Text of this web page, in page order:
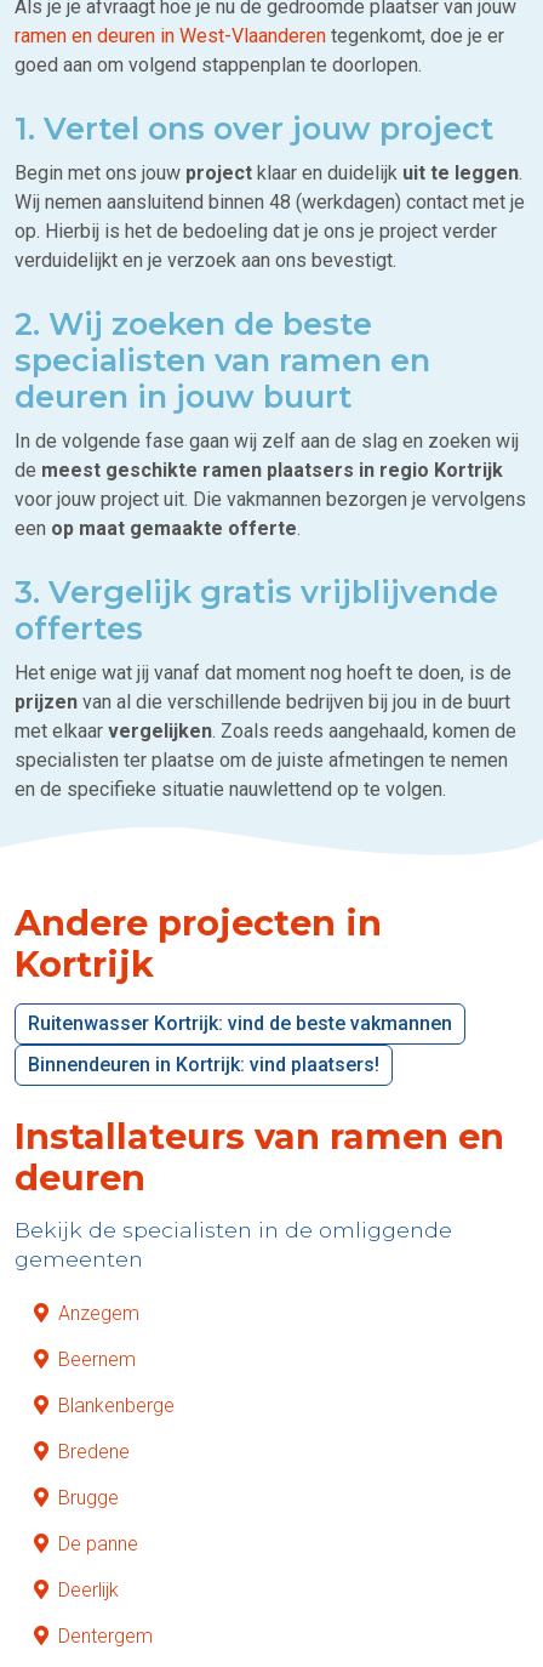
Als je je afvraagt hoe je nu de gedroomde plaatser van jouw
ramen en deuren in West-Vlaanderen tegenkomt, doe je er
goed aan om volgend stappenplan te doorlopen.
1. Vertel ons over jouw project
Begin met ons jouw project klaar en duidelijk uit te leggen.
Wij nemen aansluitend binnen 48 (werkdagen) contact met je
op. Hierbij is het de bedoeling dat je ons je project verder
verduidelijkt en je verzoek aan ons bevestigt.
2. Wij zoeken de beste
specialisten van ramen en
deuren in jouw buurt
In de volgende fase gaan wij zelf aan de slag en zoeken wij
de meest geschikte ramen plaatsers in regio Kortrijk
voor jouw project uit. Die vakmannen bezorgen je vervolgens
een op maat gemaakte offerte.
3. Vergelijk gratis vrijblijvende
offertes
Het enige wat jij vanaf dat moment nog hoeft te doen, is de
prijzen van al die verschillende bedrijven bij jou in de buurt
met elkaar vergelijken. Zoals reeds aangehaald, komen de
specialisten ter plaatse om de juiste afmetingen te nemen
en de specifieke situatie nauwlettend op te volgen.
Andere projecten in
Kortrijk
Ruitenwasser Kortrijk: vind de beste vakmannen
Binnendeuren in Kortrijk: vind plaatsers!
Installateurs van ramen en
deuren
Bekijk de specialisten in de omliggende
gemeenten
Anzegem
Beernem
Blankenberge
Bredene
Brugge
De panne
Deerlijk
Dentergem